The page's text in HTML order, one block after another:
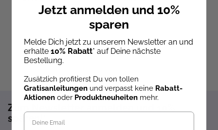
Zum Newsletter anmelden und 10%
sparen!*
Jetzt anmelden und 10%
sparen
Melde Dich jetzt zu unserem Newsletter an und
erhalte 10% Rabatt* auf Deine nächste
Bestellung.
Zusätzlich profitierst Du von tollen
Gratisanleitungen und verpasst keine Rabatt-
Aktionen oder Produktneuheiten mehr.